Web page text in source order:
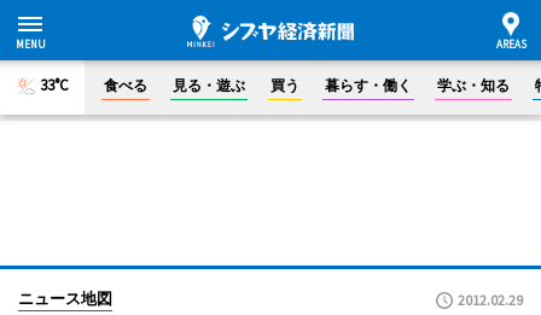
33°C 食べる 見る・遊ぶ 買う 暮らす・働く 学ぶ・知る
ニュース地図 2012.02.29